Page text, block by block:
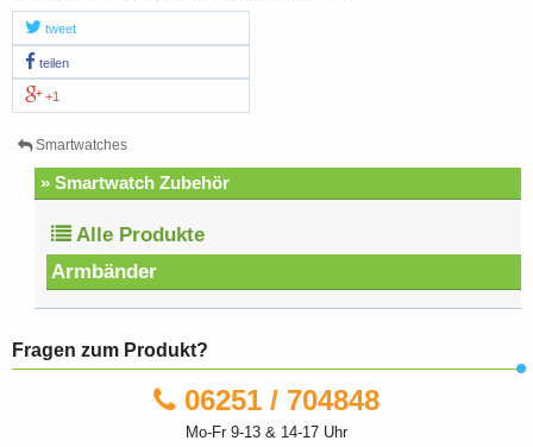
tweet
teilen
+1
Smartwatches
» Smartwatch Zubehör
Alle Produkte
Armbänder
Fragen zum Produkt?
06251 / 704848
Mo-Fr 9-13 & 14-17 Uhr